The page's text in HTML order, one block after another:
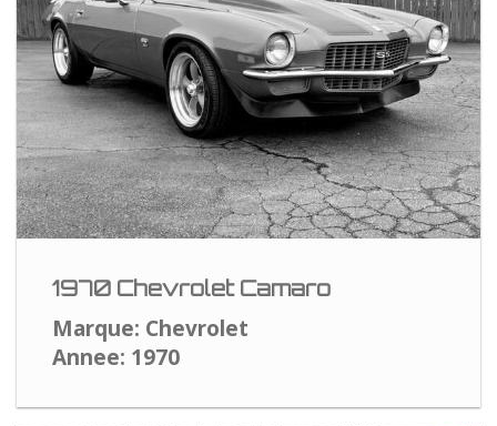
1970 Chevrolet Camaro
Marque: Chevrolet
Annee: 1970